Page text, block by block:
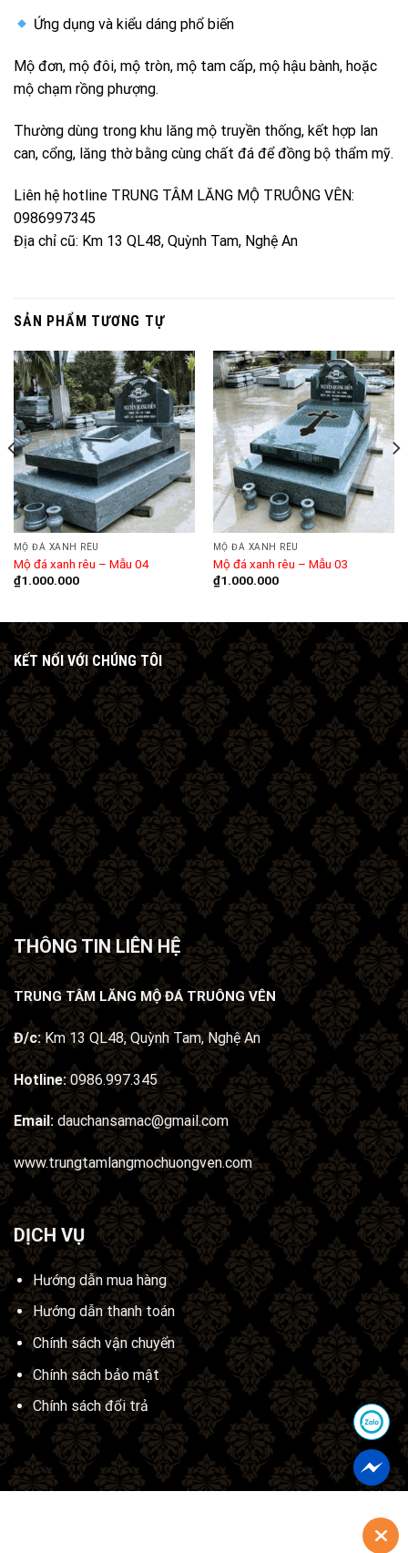
Ứng dụng và kiểu dáng phổ biến
Mộ đơn, mộ đôi, mộ tròn, mộ tam cấp, mộ hậu bành, hoặc
mộ chạm rồng phượng.
Thường dùng trong khu lăng mộ truyền thống, kết hợp lan
can, cổng, lăng thờ bằng cùng chất đá để đồng bộ thẩm mỹ.
Liên hệ hotline TRUNG TÂM LĂNG MỘ TRUÔNG VÊN:
0986997345
Địa chỉ cũ: Km 13 QL48, Quỳnh Tam, Nghệ An
SẢN PHẨM TƯƠNG TỰ
MỘ ĐÁ XANH RÊU
Mộ đá xanh rêu – Mẫu 04
₫1.000.000
MỘ ĐÁ XANH RÊU
Mộ đá xanh rêu – Mẫu 03
₫1.000.000
KẾT NỐI VỚI CHÚNG TÔI
THÔNG TIN LIÊN HỆ
TRUNG TÂM LĂNG MỘ ĐÁ TRUÔNG VÊN
Đ/c:Km 13 QL48, Quỳnh Tam, Nghệ An
Hotline: 0986.997.345
Email: dauchansamac@gmail.com
www.trungtamlangmochuongven.com
DỊCH VỤ
Hướng dẫn mua hàng
Hướng dẫn thanh toán
Chính sách vận chuyển
Chính sách bảo mật
Chính sách đổi trả